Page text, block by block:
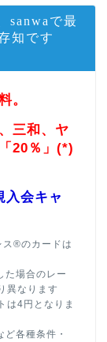
sanwaで最
知です
。
三和、ヤ
20％」(*)
入会キャ
ス®のカードは
た場合のレー
異なります
は4円となりま
各種条件・